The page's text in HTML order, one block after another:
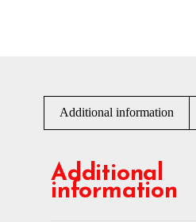
Additional information
Additional
information